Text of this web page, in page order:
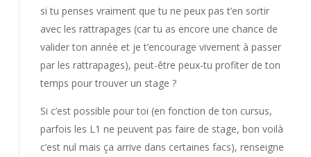
si tu penses vraiment que tu ne peux pas t’en sortir
avec les rattrapages (car tu as encore une chance de
valider ton année et je t’encourage vivement à passer
par les rattrapages), peut-être peux-tu profiter de ton
temps pour trouver un stage ?
Si c’est possible pour toi (en fonction de ton cursus,
parfois les L1 ne peuvent pas faire de stage, bon voilà
c’est nul mais ça arrive dans certaines facs), renseigne